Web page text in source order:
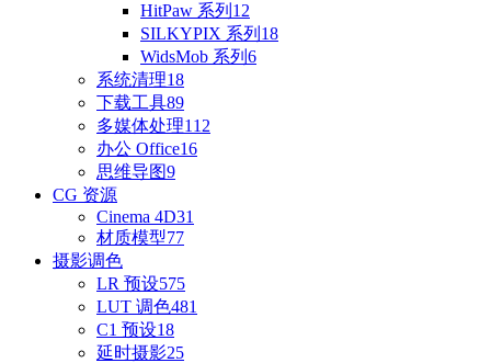
HitPaw 系列 12
SILKYPIX 系列 18
WidsMob 系列 6
系统清理18
下载工具89
多媒体处理112
办公 Office16
思维导图9
CG 资源
Cinema 4D31
材质模型77
摄影调色
LR 预设575
LUT 调色481
C1 预设18
延时摄影25